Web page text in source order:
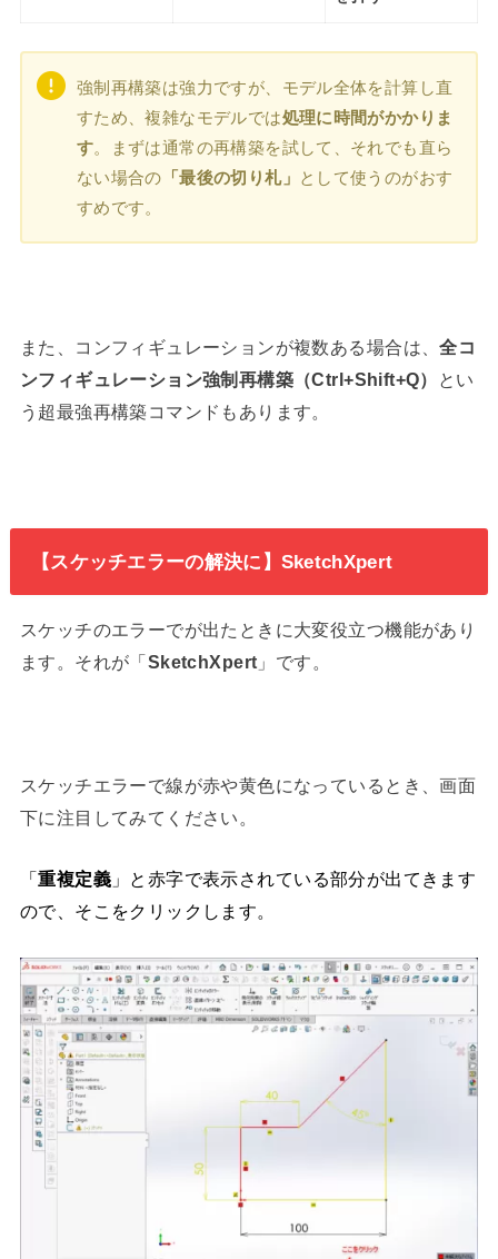
強制再構築は強力ですが、モデル全体を計算し直
すため、複雑なモデルでは処理に時間がかかりま
す。まずは通常の再構築を試して、それでも直ら
ない場合の 「最後の切り札」 として使うのがおす
すめです。
また、コンフィギュレーションが複数ある場合は、全コ
ンフィギュレーション強制再構築（Ctrl+Shift+Q）
とい
う超最強再構築コマンドもあります。
【スケッチエラーの解決に】SketchXpert
スケッチのエラーでが出たときに大変役立つ機能があり
ます。それが「 SketchXpert 」です。
スケッチエラーで線が赤や黄色になっているとき、画面
下に注目してみてください。
「重複定義」と赤字で表示されている部分が出てきます
ので、そこをクリックします。